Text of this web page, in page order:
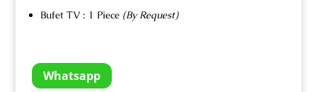
Bufet TV : 1 Piece (By Request)
Whatsapp